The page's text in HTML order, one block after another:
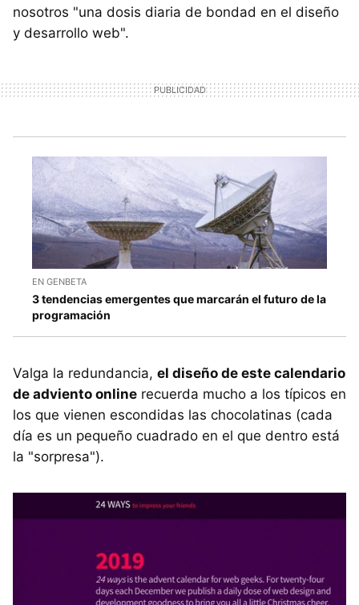
nosotros "una dosis diaria de bondad en el diseño
y desarrollo web".
EN GENBETA
3 tendencias emergentes que marcarán el futuro de la
programación
Valga la redundancia, el diseño de este calendario
de adviento online recuerda mucho a los típicos en
los que vienen escondidas las chocolatinas (cada
día es un pequeño cuadrado en el que dentro está
la "sorpresa").